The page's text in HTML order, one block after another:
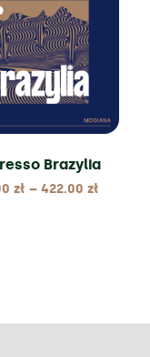
Brazylia
zł – 422.00 zł